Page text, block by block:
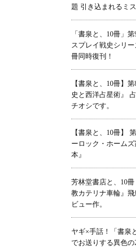
題 引き込まれるミス
「書泉と、10冊」
スプレイ戦史シリ
冊同時復刊！
【書泉と、10冊】
史と西洋占星術』
チオシです。
【書泉と、10冊】
ーロック・ホーム
本』
芳林堂書店と、10
教カテリナ車輪』
ビュー作。
ヤギ×手話！「書泉
でお送りする異色の